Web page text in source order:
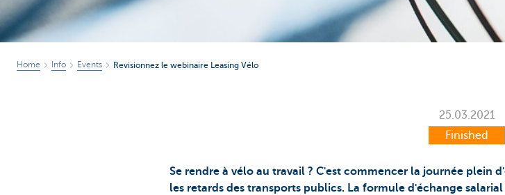
Home Info Events Revisionnez le webinaire Leasing Vélo
25.03.2021
Finished
Se rendre à vélo au travail ? C'est commencer la journée plein
les retards des transports publics. La formule d'échange